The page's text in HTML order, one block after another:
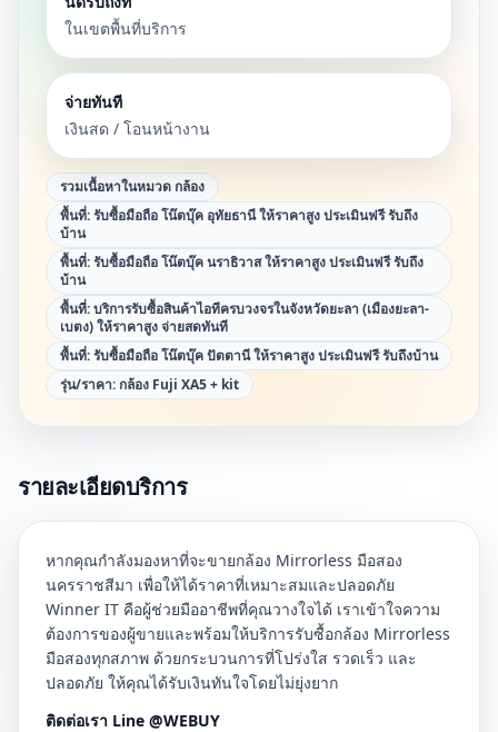
ในเขตพื้นที่บริการ
จ่ายทันที
เงินสด / โอนหน้างาน
รวมเนื้อหาในหมวดกล้อง
พื้นที่:รับซื้อมือถือ โน๊ตบุ๊ค อุทัยธานี ให้ราคาสูง ประเมินฟรี รับถึง
บ้าน
พื้นที่:รับซื้อมือถือ โน๊ตบุ๊ค นราธิวาส ให้ราคาสูง ประเมินฟรี รับถึง
บ้าน
พื้นที่:บริการรับซื้อสินค้าไอทีครบวงจรในจังหวัดยะลา (เมืองยะลา-
เบตง) ให้ราคาสูง จ่ายสดทันที
พื้นที่:รับซื้อมือถือ โน๊ตบุ๊ค ปัตตานี ให้ราคาสูง ประเมินฟรี รับถึงบ้าน
รุ่น/ราคา:กล้อง Fuji XA5 + kit
รายละเอียดบริการ
หากคุณกำลังมองหาที่จะขายกล้อง Mirrorless มือสอง
นครราชสีมา เพื่อให้ได้ราคาที่เหมาะสมและปลอดภัย
Winner IT คือผู้ช่วยมืออาชีพที่คุณวางใจได้ เราเข้าใจความ
ต้องการของผู้ขายและพร้อมให้บริการรับซื้อกล้อง Mirrorless
มือสองทุกสภาพ ด้วยกระบวนการที่โปร่งใส รวดเร็ว และ
ปลอดภัย ให้คุณได้รับเงินทันใจโดยไม่ยุ่งยาก
ติดต่อเรา Line @WEBUY